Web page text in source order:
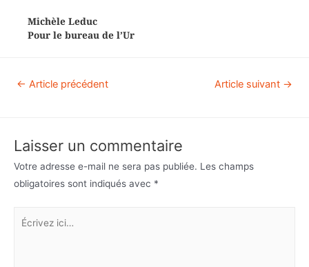
Michèle Leduc
Pour le bureau de l’Ur
← Article précédent Article suivant →
Laisser un commentaire
Votre adresse e-mail ne sera pas publiée. Les champs
obligatoires sont indiqués avec *